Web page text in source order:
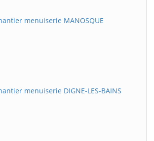
menuiserie MANOSQUE
menuiserie DIGNE-LES-BAINS